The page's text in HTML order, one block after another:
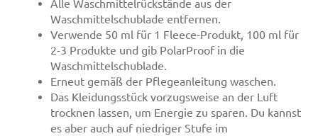
Alle Waschmittelrückstände aus der
Waschmittelschublade entfernen.
Verwende 50 ml für 1 Fleece-Produkt, 100 ml für
2-3 Produkte und gib PolarProof in die
Waschmittelschublade.
Erneut gemäß der Pflegeanleitung waschen.
Das Kleidungsstück vorzugsweise an der Luft
trocknen lassen, um Energie zu sparen. Du kannst
es aber auch auf niedriger Stufe im